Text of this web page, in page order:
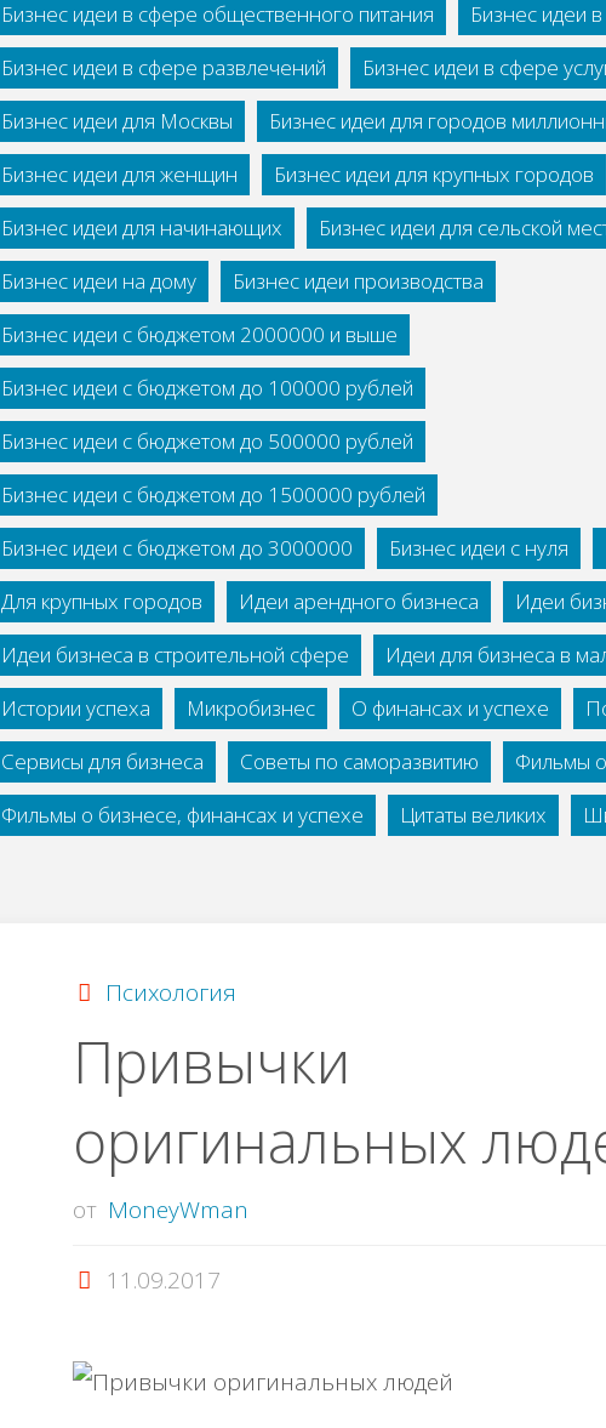
Бизнес идеи в сфере общественного питания
Бизнес идеи
Бизнес идеи в сфере развлечений
Бизнес идеи в сфере
Бизнес идеи для Москвы
Бизнес идеи для городов
Бизнес идеи для женщин
Бизнес идеи для крупных городов
Бизнес идеи для начинающих
Бизнес идеи для сельской
Бизнес идеи на дому
Бизнес идеи производства
Бизнес идеи с бюджетом 2000000 и выше
Бизнес идеи с бюджетом до 100000 рублей
Бизнес идеи с бюджетом до 500000 рублей
Бизнес идеи с бюджетом до 1500000 рублей
Бизнес идеи с бюджетом до 3000000
Бизнес идеи с нуля
Для крупных городов
Идеи арендного бизнеса
Идеи
Идеи бизнеса в строительной сфере
Идеи для бизнеса в
Истории успеха
Микробизнес О финансах и успехе
Сервисы для бизнеса
Советы по саморазвитию
Фильмы
Фильмы о бизнесе, финансах и успехе
Цитаты великих
Психология
Привычки
оригинальных
от MoneyWman
11.09.2017